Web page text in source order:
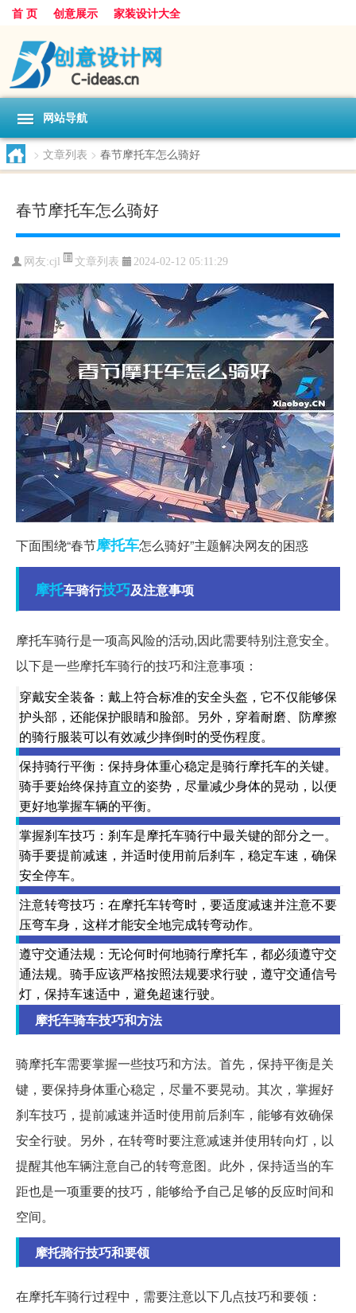
首 页 创意展示 家装设计大全
网站导航
> 文章列表 > 春节摩托车怎么骑好
春节摩托车怎么骑好
网友:cjl 文章列表 2024-02-12 05:11:29
下面围绕“春节摩托车怎么骑好”主题解决网友的困惑
摩托车骑行技巧及注意事项
摩托车骑行是一项高风险的活动,因此需要特别注意安全。
以下是一些摩托车骑行的技巧和注意事项：
穿戴安全装备：戴上符合标准的安全头盔，它不仅能够保
护头部，还能保护眼睛和脸部。另外，穿着耐磨、防摩擦
的骑行服装可以有效减少摔倒时的受伤程度。
保持骑行平衡：保持身体重心稳定是骑行摩托车的关键。
骑手要始终保持直立的姿势，尽量减少身体的晃动，以便
更好地掌握车辆的平衡。
掌握刹车技巧：刹车是摩托车骑行中最关键的部分之一。
骑手要提前减速，并适时使用前后刹车，稳定车速，确保
安全停车。
注意转弯技巧：在摩托车转弯时，要适度减速并注意不要
压弯车身，这样才能安全地完成转弯动作。
遵守交通法规：无论何时何地骑行摩托车，都必须遵守交
通法规。骑手应该严格按照法规要求行驶，遵守交通信号
灯，保持车速适中，避免超速行驶。
摩托车骑车技巧和方法
骑摩托车需要掌握一些技巧和方法。首先，保持平衡是关
键，要保持身体重心稳定，尽量不要晃动。其次，掌握好
刹车技巧，提前减速并适时使用前后刹车，能够有效确保
安全行驶。另外，在转弯时要注意减速并使用转向灯，以
提醒其他车辆注意自己的转弯意图。此外，保持适当的车
距也是一项重要的技巧，能够给予自己足够的反应时间和
空间。
摩托骑行技巧和要领
在摩托车骑行过程中，需要注意以下几点技巧和要领：